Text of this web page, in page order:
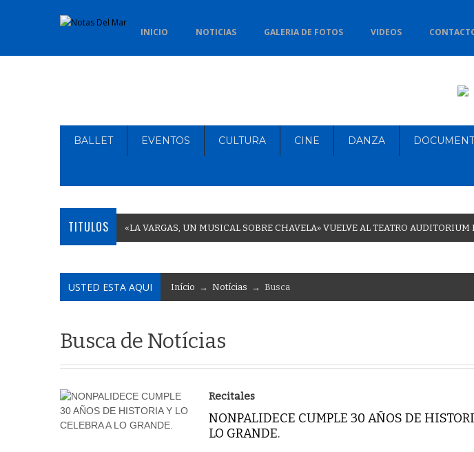
INICIO NOTICIAS GALERIA DE FOTOS VIDEOS
BALLET EVENTOS CULTURA CINE DANZA
TITULOS «LA VARGAS, UN MUSICAL SOBRE CHAVELA» VUELVE AL TEATRO AUDITORIUM
USTED ESTA AQUI Início → Notícias → Busca
Busca de Notícias
Recitales
NONPALIDECE CUMPLE 30 AÑOS DE
LO GRANDE.